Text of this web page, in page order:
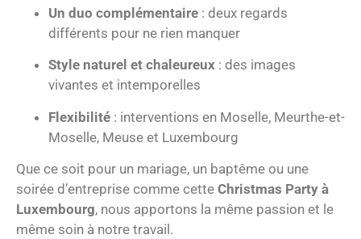
Un duo complémentaire : deux regards
différents pour ne rien manquer
Style naturel et chaleureux : des images
vivantes et intemporelles
Flexibilité : interventions en Moselle, Meurthe-et-
Moselle, Meuse et Luxembourg
Que ce soit pour un mariage, un baptême ou une
soirée d’entreprise comme cette Christmas Party à
Luxembourg, nous apportons la même passion et le
même soin à notre travail.